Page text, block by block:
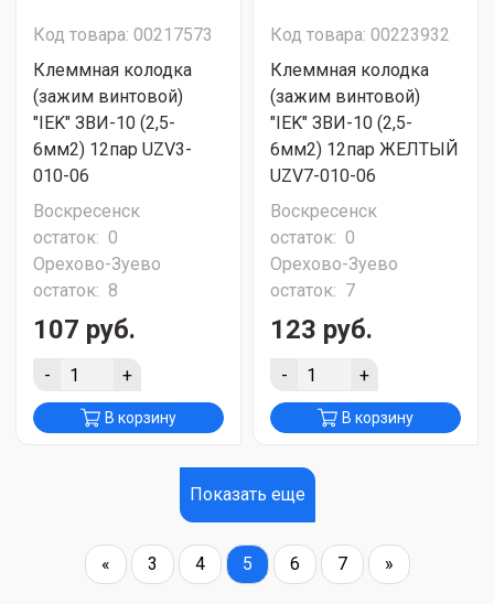
Код товара: 00217573
Клеммная колодка
(зажим винтовой)
"IEK" ЗВИ-10 (2,5-
6мм2) 12пар UZV3-
010-06
Воскресенск
остаток: 0
Орехово-Зуево
остаток: 8
107 руб.
- +
В корзину
Код товара: 00223932
Клеммная колодка
(зажим винтовой)
"IEK" ЗВИ-10 (2,5-
6мм2) 12пар ЖЕЛТЫЙ
UZV7-010-06
Воскресенск
остаток: 0
Орехово-Зуево
остаток: 7
123 руб.
- +
В корзину
Показать еще
« 3 4 5 6 7 »